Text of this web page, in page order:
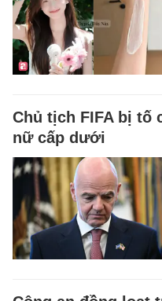
Chủ tịch FIFA bị tố
nữ cấp dưới